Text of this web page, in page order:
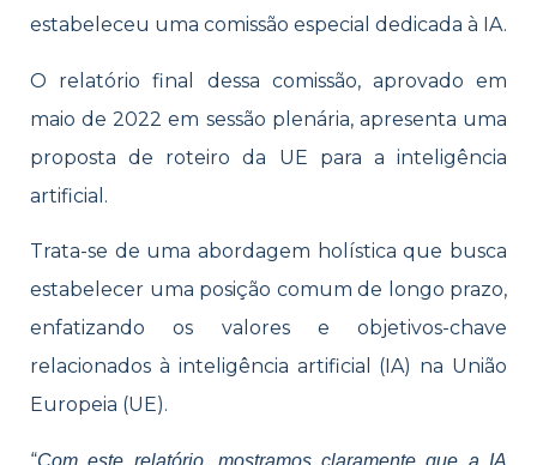
estabeleceu uma comissão especial dedicada à IA.
O relatório final dessa comissão, aprovado em
maio de 2022 em sessão plenária, apresenta uma
proposta de roteiro da UE para a inteligência
artificial.
Trata-se de uma abordagem holística que busca
estabelecer uma posição comum de longo prazo,
enfatizando os valores e objetivos-chave
relacionados à inteligência artificial (IA) na União
Europeia (UE).
“Com este relatório, mostramos claramente que a IA